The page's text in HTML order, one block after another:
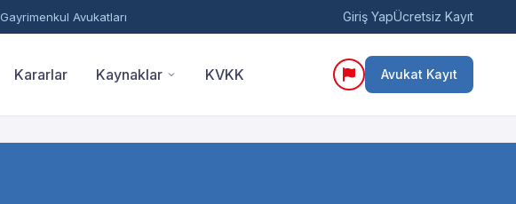
Gayrimenkul Avukatları Giriş YapÜcretsiz Kayıt
Kararlar Kaynaklar KVKK Avukat Kayıt